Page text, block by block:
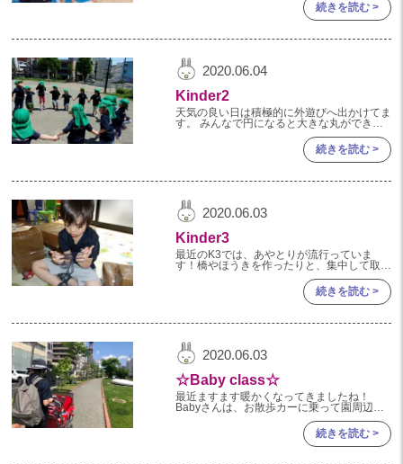
2023年 05月(20)
2023年 04月(20)
2023年 03月(22)
2023年 02月(19)
2023年 01月(19)
2022年 11月(20)
2022年 10月(20)
2022年 09月(20)
2022年 07月(20)
2022年 06月(22)
2022年 05月(19)
2022年 04月(20)
2022年 03月(22)
続きを読む >
2020.06.04
Kinder2
天気の良い日は積極的に外遊びへ出かけてま
す。 みんなで円になると大きな丸ができる
毛みーつけた！ 『やっほー！』続きを読む >
2020.06.03
Kinder3
最近のK3では、あやとりが流行っていま
す！橋やほうきを作ったりと、集中して取り
組む姿が見られていますよ！ 「おみくじを
続きを読む >
2020.06.03
☆Baby class☆
最近ますます暖かくなってきましたね！
Babyさんは、お散歩カーに乗って園周辺を
浴びて気持ち良さそうにしており、 そんな
ライラックの下をお散歩カーで
続きを読む >